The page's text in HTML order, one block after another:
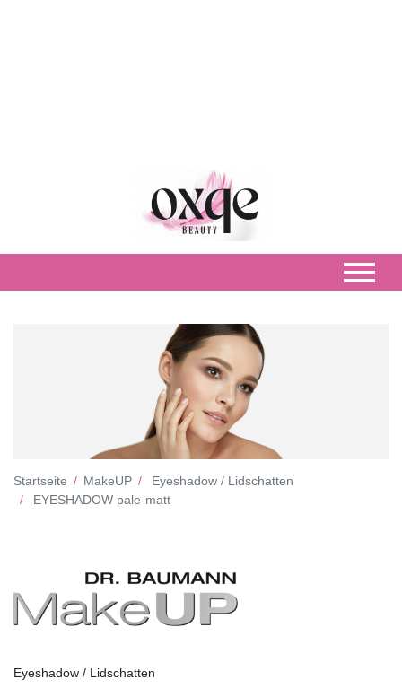
Startseite MakeUP
Eyeshadow / Lidschatten
EYESHADOW pale-matt
Eyeshadow / Lidschatten